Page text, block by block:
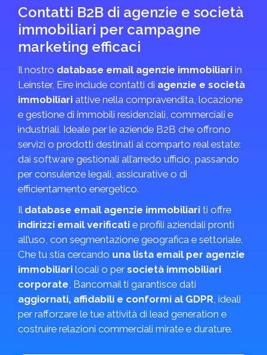
Contatti B2B di agenzie e società
immobiliari per campagne
marketing efficaci
Il nostro database email agenzie immobiliari in
Leinster, Eire include contatti di agenzie e società
immobiliari attive nella compravendita, locazione
e gestione di immobili residenziali, commerciali e
industriali. Ideale per le aziende B2B che offrono
servizi o prodotti destinati al comparto real estate:
dai software gestionali all’arredo ufficio, passando
per consulenze legali, assicurative o di
efficientamento energetico.
Il database email agenzie immobiliari ti offre
indirizzi email verificati e profili aziendali pronti
all’uso, con segmentazione geografica e settoriale.
Che tu stia cercando una lista email per agenzie
immobiliari locali o persocietà immobiliari
corporate, Bancomail ti garantisce dati
aggiornati, affidabili e conformi al GDPR, ideali
per rafforzare le tue attività di lead generation e
costruire relazioni commerciali mirate e durature.